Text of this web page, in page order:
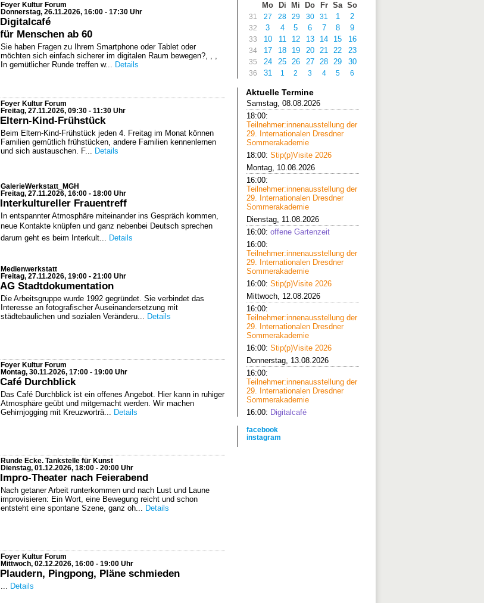
Foyer Kultur Forum
Donnerstag, 26.11.2026, 16:00 - 17:30 Uhr
Digitalcafé
für Menschen ab 60
Sie haben Fragen zu Ihrem Smartphone oder Tablet oder
möchten sich einfach sicherer im digitalen Raum bewegen?, , ,
In gemütlicher Runde treffen w... Details
Foyer Kultur Forum
Freitag, 27.11.2026, 09:30 - 11:30 Uhr
Eltern-Kind-Frühstück
Beim Eltern-Kind-Frühstück jeden 4. Freitag im Monat können
Familien gemütlich frühstücken, andere Familien kennenlernen
und sich austauschen. F... Details
GalerieWerkstatt_MGH
Freitag, 27.11.2026, 16:00 - 18:00 Uhr
Interkultureller Frauentreff
In entspannter Atmosphäre miteinander ins Gespräch kommen,
neue Kontakte knüpfen und ganz nebenbei Deutsch sprechen 
darum geht es beim Interkult...
Details
Medienwerkstatt
Freitag, 27.11.2026, 19:00 - 21:00 Uhr
AG Stadtdokumentation
Die Arbeitsgruppe wurde 1992 gegründet. Sie verbindet das
Interesse an fotografischer Auseinandersetzung mit
städtebaulichen und sozialen Veränderu...
Details
Foyer Kultur Forum
Montag, 30.11.2026, 17:00 - 19:00 Uhr
Café Durchblick
Das Café Durchblick ist ein offenes Angebot. Hier kann in ruhiger
Atmosphäre geübt und mitgemacht werden. Wir machen
Gehirnjogging mit Kreuzworträ... Details
Runde Ecke. Tankstelle für Kunst
Dienstag, 01.12.2026, 18:00 - 20:00 Uhr
Impro-Theater nach Feierabend
Nach getaner Arbeit runterkommen und nach Lust und Laune
improvisieren: Ein Wort, eine Bewegung reicht und schon
entsteht eine spontane Szene, ganz oh... Details
Foyer Kultur Forum
Mittwoch, 02.12.2026, 16:00 - 19:00 Uhr
Plaudern, Pingpong, Pläne schmieden
Details
Mo
Di Mi Do Fr Sa So
31 27 28 29 30 31 1 2
32 3 4 5 6 7 8 9
33 10 11 12 13 14 15 16
34 17 18 19 20 21 22 23
35 24 25 26 27 28 29 30
36 31 1 2 3 4 5 6
Aktuelle Termine
Samstag, 08.08.2026
18:00:
Teilnehmer:innenausstellung der
29. Internationalen Dresdner
Sommerakademie
18:00: Stip(p)Visite 2026
Montag, 10.08.2026
16:00:
Teilnehmer:innenausstellung der
29. Internationalen Dresdner
Sommerakademie
Dienstag, 11.08.2026
16:00: offene Gartenzeit
16:00:
Teilnehmer:innenausstellung der
29. Internationalen Dresdner
Sommerakademie
16:00: Stip(p)Visite 2026
Mittwoch, 12.08.2026
16:00:
Teilnehmer:innenausstellung der
29. Internationalen Dresdner
Sommerakademie
16:00: Stip(p)Visite 2026
Donnerstag, 13.08.2026
16:00:
Teilnehmer:innenausstellung der
29. Internationalen Dresdner
Sommerakademie
16:00: Digitalcafé
facebook
instagram